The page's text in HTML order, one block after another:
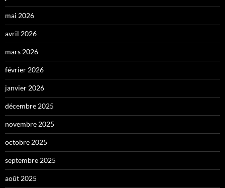
mai 2026
avril 2026
mars 2026
février 2026
janvier 2026
décembre 2025
novembre 2025
octobre 2025
septembre 2025
août 2025